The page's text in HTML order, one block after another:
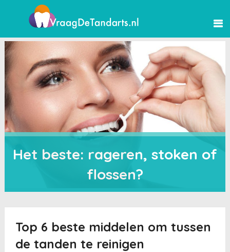
Het beste: rageren, stoken of
flossen?
Top 6 beste middelen om tussen
de tanden te reinigen